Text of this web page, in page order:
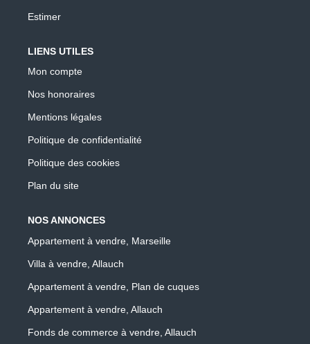
Estimer
LIENS UTILES
Mon compte
Nos honoraires
Mentions légales
Politique de confidentialité
Politique des cookies
Plan du site
NOS ANNONCES
Appartement à vendre, Marseille
Villa à vendre, Allauch
Appartement à vendre, Plan de cuques
Appartement à vendre, Allauch
Fonds de commerce à vendre, Allauch